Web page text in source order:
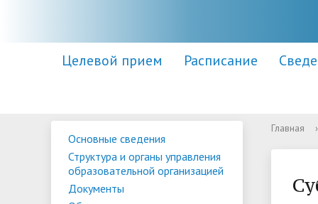
Целевой прием Расписание
Основные сведения
Контакты
Научная библиотека
Центр
Приемная комиссия
Для поступающих инвалидов
Основные сведения
Структура и органы управления
образовательной организацией
Документы
Главная ›